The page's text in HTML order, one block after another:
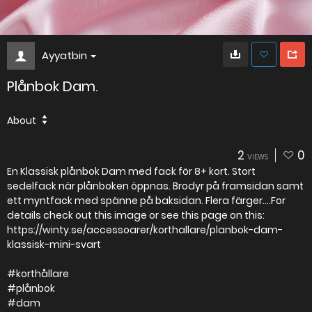
Ayyatbin
Plånbok Dam.
About
2 VIEWS 0
En Klassisk plånbok Dam med fack för 8+ kort. Stort
sedelfack när plånboken öppnas. Brodyr på framsidan samt
ett myntfack med spänne på baksidan. Flera färger....For
details check out this image or see this page on this:
https://winty.se/accessoarer/korthallare/planbok-dam-
klassisk-mini-svart
#korthållare
#plånbok
#dam